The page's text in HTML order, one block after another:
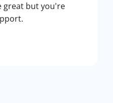
great but you're